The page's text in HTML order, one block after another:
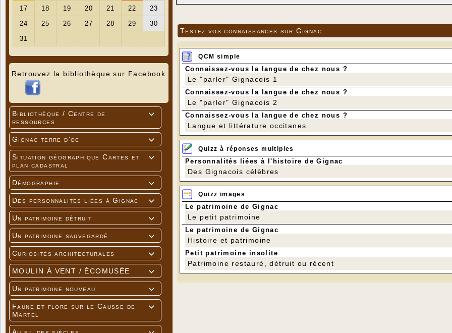
Retrouvez la bibliothèque sur Facebook

Bibliothèque / Centre de
ressources

Gignac terre d'oc

Situation géographique Cartes et
plan cadastral

Démographie

Des personnalités liées à Gignac

Un patrimoine détruit

Un patrimoine sauvegardé

Curiosités architecturales

MOULIN À VENT / ÉCOMUSÉE

Un patrimoine nouveau

Faune et flore sur le Causse de
Martel
Toutes et tous sont repartis, le sourire aux lèvres, en demandant "à quand la prochaine
Testez vos connaissances sur Gignac
QCM simple
Connaissez-vous la langue de chez nous ?
Le "parler" Gignacois 1
Connaissez-vous la langue de chez nous ?
Le "parler" Gignacois 2
Connaissez-vous la langue de chez nous ?
Langue et littérature occitanes
Quizz à réponses multiples
Personnalités liées à l'histoire de Gignac
Des Gignacois célèbres
Quizz images
Le patrimoine de Gignac
Le petit patrimoine
Le patrimoine de Gignac
Histoire et patrimoine
Petit patrimoine insolite
Patrimoine restauré, détruit ou récent